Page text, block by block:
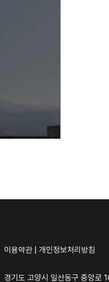
이용약관 개인정보처리방침
경기도 고양시 일산동구 중앙